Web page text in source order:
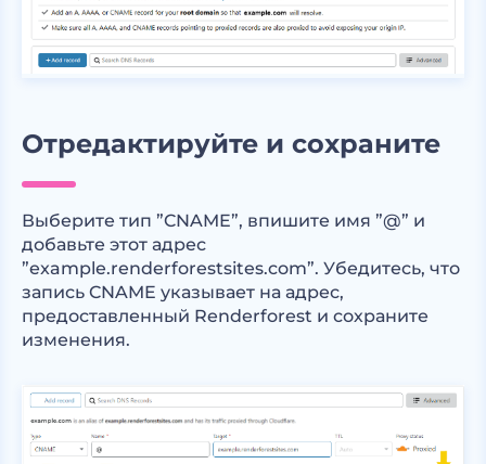
Отредактируйте и сохраните
Выберите тип ”CNAME”, впишите имя ”@” и
добавьте этот адрес
”example.renderforestsites.com”. Убедитесь, что
запись CNAME указывает на адрес,
предоставленный Renderforest и сохраните
изменения.